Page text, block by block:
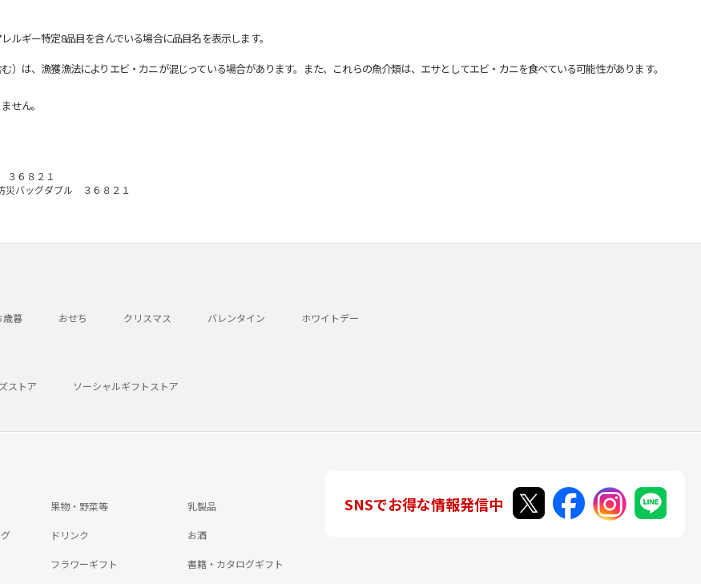
ギー特定8品目を含んでいる場合に品目名を表示します。
は、漁獲漁法によりエビ・カニが混じっている場合があります。また、これらの魚介類は、エサとしてエビ・カニを食べている可能性があります。
せん。
６８２１
災バッグダブル ３６８２１
歳暮 おせち クリスマス バレンタイン ホワイトデー
ストア ソーシャルギフトストア
果物・野菜等 乳製品
ドリンク お酒
フラワーギフト 書籍・カタログギフト
SNSでお得な情報発信中